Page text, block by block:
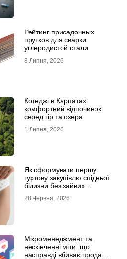
Рейтинг присадочных
прутков для сварки
углеродистой стали
8 Липня, 2026
Котеджі в Карпатах:
комфортний відпочинок
серед гір та озера
1 Липня, 2026
Як сформувати першу
гуртову закупівлю спідньої
білизни без зайвих
28 Червня, 2026
Мікроменеджмент та
нескінченні міти: що
насправді вбиває продажі